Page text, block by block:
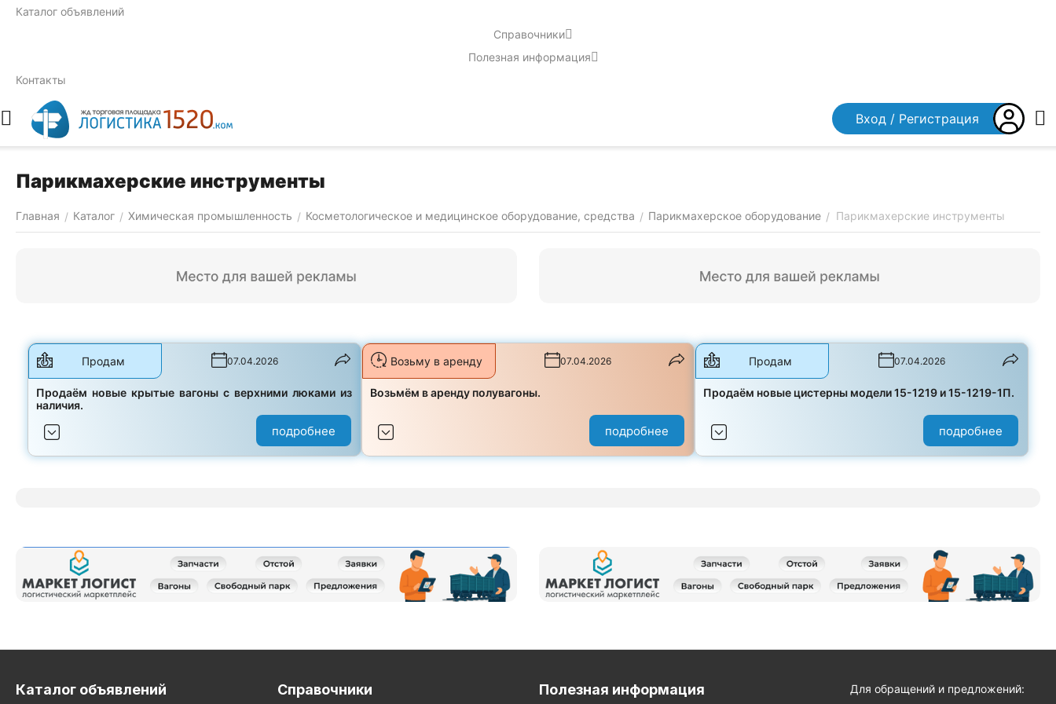
Каталог объявлений
Справочники
Полезная информация
Контакты
Вход / Регистрация
Парикмахерские инструменты
Главная / Каталог / Химическая промышленность / Косметологическое и медицинское оборудование, средства / Парикмахерское оборудование / Парикмахерские инструменты
Продам 07.04.2026
Продаём новые крытые вагоны с верхними люками из
наличия.
подробнее
Возьму в аренду 07.04.2026
Возьмём в аренду полувагоны.
подробнее
Продам 07.04.2026
Продаём новые цистерны модели 15-1219 и 15-1219-1П.
подробнее
Каталог объявлений Справочники Полезная информация Для обращений и предложений: